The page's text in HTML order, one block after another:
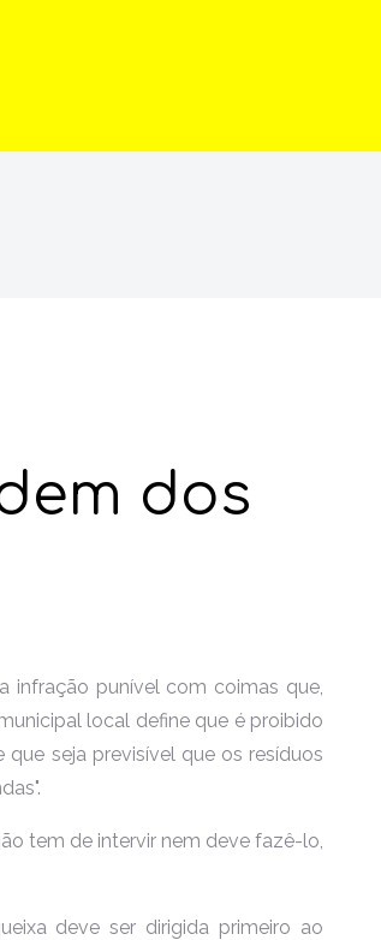
dos
infração punível com coimas que,
local define que é proibido
seja previsível que os resíduos
tem de intervir nem deve fazê-lo,
deve ser dirigida primeiro ao